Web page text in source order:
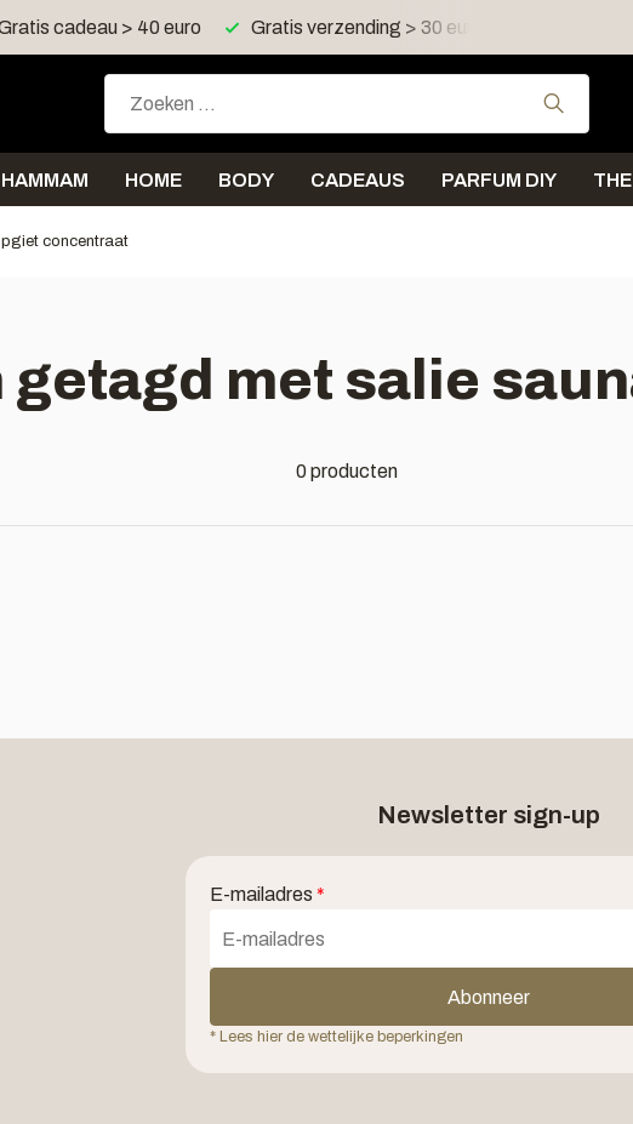
cadeau > 40 euro Gratis verzending > 30 euro in NL en BE
HAMMAM HOME BODY CADEAUS PARFUM DIY
concentraat
getagd met salie
0 producten
Newsletter sign-up
E-mailadres *
Abonneer
* Lees hier de wettelijke beperkingen